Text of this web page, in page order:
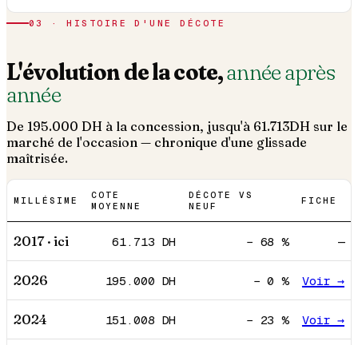
03 · HISTOIRE D'UNE DÉCOTE
L'évolution de la cote,année après
année
De 195.000 DH à la concession, jusqu'à 61.713DH sur le
marché de l'occasion — chronique d'une glissade
maîtrisée.
MILLÉSIME
COTE
MOYENNE
DÉCOTE VS
NEUF
FICHE
2017· ici 61.713 DH − 68 % —
2026 195.000 DH −0 % Voir →
2024 151.008 DH − 23 % Voir →